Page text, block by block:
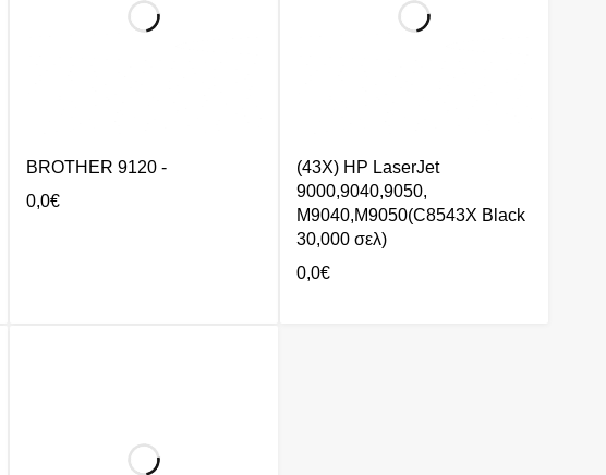
BROTHER 9120 -
0,0€
(43X) HP LaserJet
9000,9040,9050,
M9040,M9050(C8543X Black
30,000 σελ)
0,0€